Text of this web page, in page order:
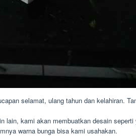
selamat, ulang tahun dan kelahiran.
kami akan membuatkan desain
warna bunga bisa kami usahakan.